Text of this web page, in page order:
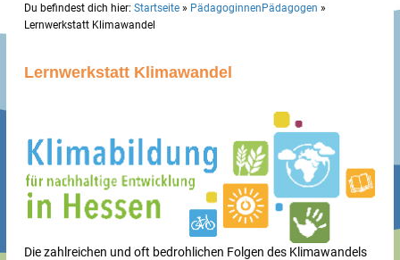
Du befindest dich hier: Startseite » PädagoginnenPädagogen »
Lernwerkstatt Klimawandel
Lernwerkstatt Klimawandel
Die zahlreichen und oft bedrohlichen Folgen des Klimawandels